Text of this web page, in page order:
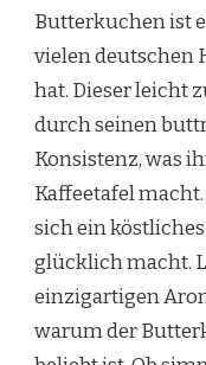
Butterkuchen ist
vielen deutschen
hat. Dieser leicht
durch seinen
Konsistenz, was
Kaffeetafel
sich ein
glücklich macht.
einzigartigen
warum der